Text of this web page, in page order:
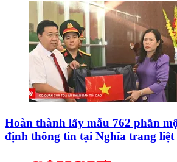
Hoàn thành lấy mẫu 762 phần
định thông tin tại Nghĩa trang liệt